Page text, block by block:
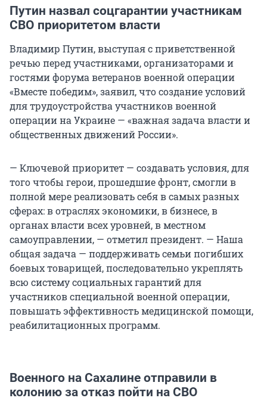
Путин назвал соцгарантии участникам
СВО приоритетом власти
Владимир Путин, выступая с приветственной
речью перед участниками, организаторами и
гостями форума ветеранов военной операции
«Вместе победим», заявил, что создание условий
для трудоустройства участников военной
операции на Украине — «важная задача власти и
общественных движений России».
— Ключевой приоритет — создавать условия, для
того чтобы герои, прошедшие фронт, смогли в
полной мере реализовать себя в самых разных
сферах: в отраслях экономики, в бизнесе, в
органах власти всех уровней, в местном
самоуправлении, — отметил президент. — Наша
общая задача — поддерживать семьи погибших
боевых товарищей, последовательно укреплять
всю систему социальных гарантий для
участников специальной военной операции,
повышать эффективность медицинской помощи,
реабилитационных программ.
Военного на Сахалине отправили в
колонию за отказ пойти на СВО